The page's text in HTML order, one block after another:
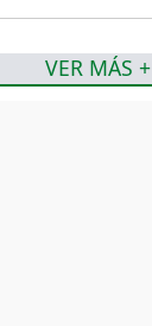
VER MÁS +